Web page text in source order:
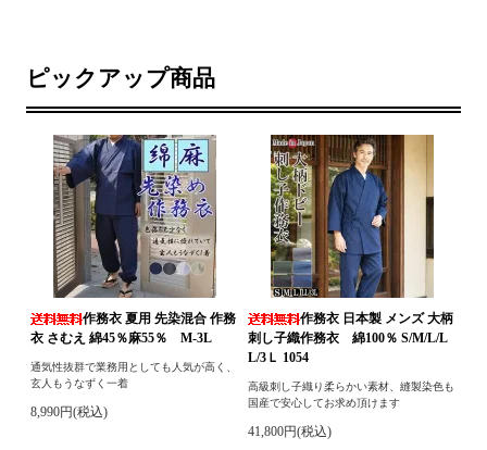
ピックアップ商品
作務衣 夏用 先染混合 作務
衣 さむえ 綿45％麻55％ M-3L
通気性抜群で業務用としても人気が高く、
玄人もうなずく一着
8,990円(税込)
作務衣 日本製 メンズ 大柄
刺し子織作務衣 綿100％ S/M/L/L
L/3Ｌ 1054
高級刺し子織り柔らかい素材、縫製染色も
国産で安心してお求め頂けます
41,800円(税込)